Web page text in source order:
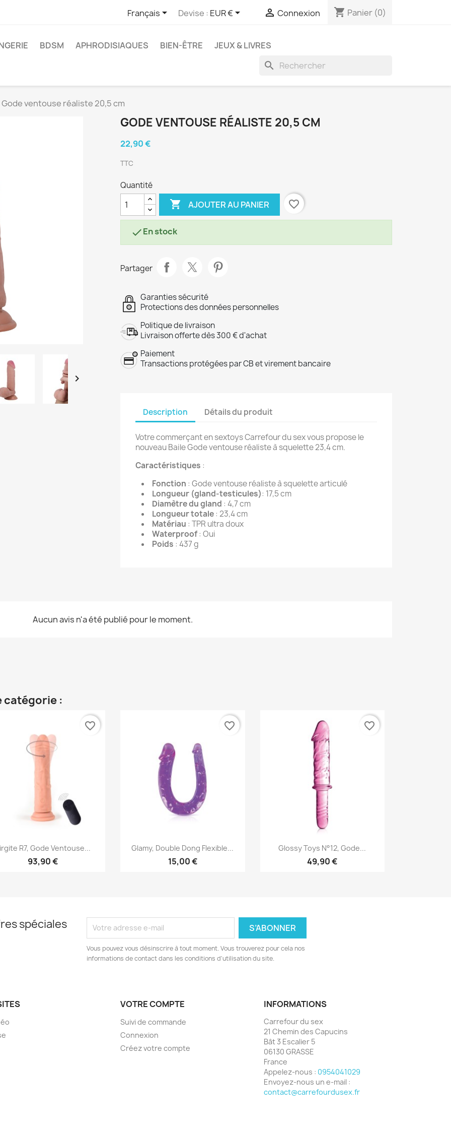
Français Devise : EUR €  Connexion shopping_cart Panier (0)
BDSM APHRODISIAQUES BIEN-ÊTRE JEUX & LIVRES
search
Gode ventouse réaliste 20,5 cm

GODE VENTOUSE RÉALISTE 20,5 CM
22,90 €
TTC
Quantité
 AJOUTER AU PANIER favorite_border
En stock
Partager
Garanties sécurité
Protections des données personnelles
Politique de livraison
Livraison offerte dès 300 € d'achat
Paiement
Transactions protégées par CB et virement bancaire
Description Détails du produit
Votre commerçant en sextoys Carrefour du sex vous propose le
nouveau Baile Gode ventouse réaliste à squelette 23,4 cm.
Caractéristiques :
Fonction : Gode ventouse réaliste à squelette articulé
Longueur (gland-testicules): 17,5 cm
Diamètre du gland : 4,7 cm
Longueur totale: 23,4 cm
Matériau : TPR ultra doux
Waterproof: Oui
Poids : 437 g
Aucun avis n'a été publié pour le moment.
catégorie :
Aperçu rapide
R7, Gode Ventouse...
93,90 €
favorite_border
Aperçu rapide
Glamy, Double Dong Flexible...
15,00 €
favorite_border
Aperçu rapide
Glossy Toys N°12, Gode...
49,90 €
favorite_border
spéciales
Vous pouvez vous désinscrire à tout moment. Vous trouverez pour cela nos
informations de contact dans les conditions d'utilisation du site.
VOTRE COMPTE
Suivi de commande
Connexion
Créez votre compte
INFORMATIONS
Carrefour du sex
21 Chemin des Capucins
Bât 3 Escalier 5
06130 GRASSE
France
Appelez-nous : 0954041029
Envoyez-nous un e-mail :
contact@carrefourdusex.fr